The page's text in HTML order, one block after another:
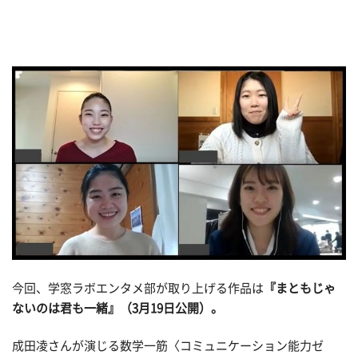
今回、学窓ラボエンタメ部が取り上げる作品は 『まともじゃ
ないのは君も一緒』（3月19日公開）。
成田凌さんが演じる数学一筋〈コミュニケーション能力ゼ